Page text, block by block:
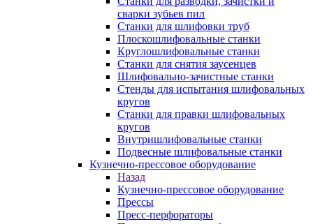
сварки зубьев пил
Станки для шлифовки труб
Плоскошлифовальные станки
Круглошлифовальные станки
Станки для снятия заусенцев
Шлифовально-зачистные станки
Стенды для испытания шлифовальных
кругов
Станки для правки шлифовальных
кругов
Внутришлифовальные станки
Подвесные шлифовальные станки
Кузнечно-прессовое оборудование
Назад
Кузнечно-прессовое оборудование
Прессы
Пресс-перфораторы